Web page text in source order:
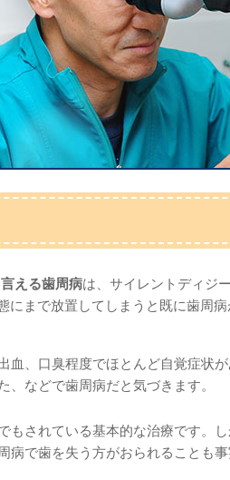
える歯周病は、サイレントディジー
にまで放置してしまうと既に歯周病
血、口臭程度でほとんど自覚症状が
などで歯周病だと気づきます。
されている基本的な治療です。
で歯を失う方がおられることも事